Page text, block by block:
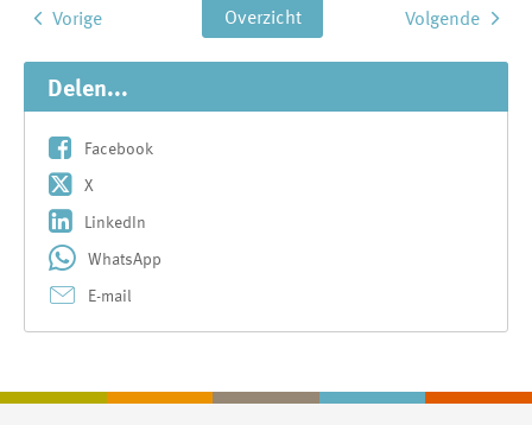
Volgende
Overzicht
Vorige
Delen...
Facebook
X
LinkedIn
WhatsApp
E-mail